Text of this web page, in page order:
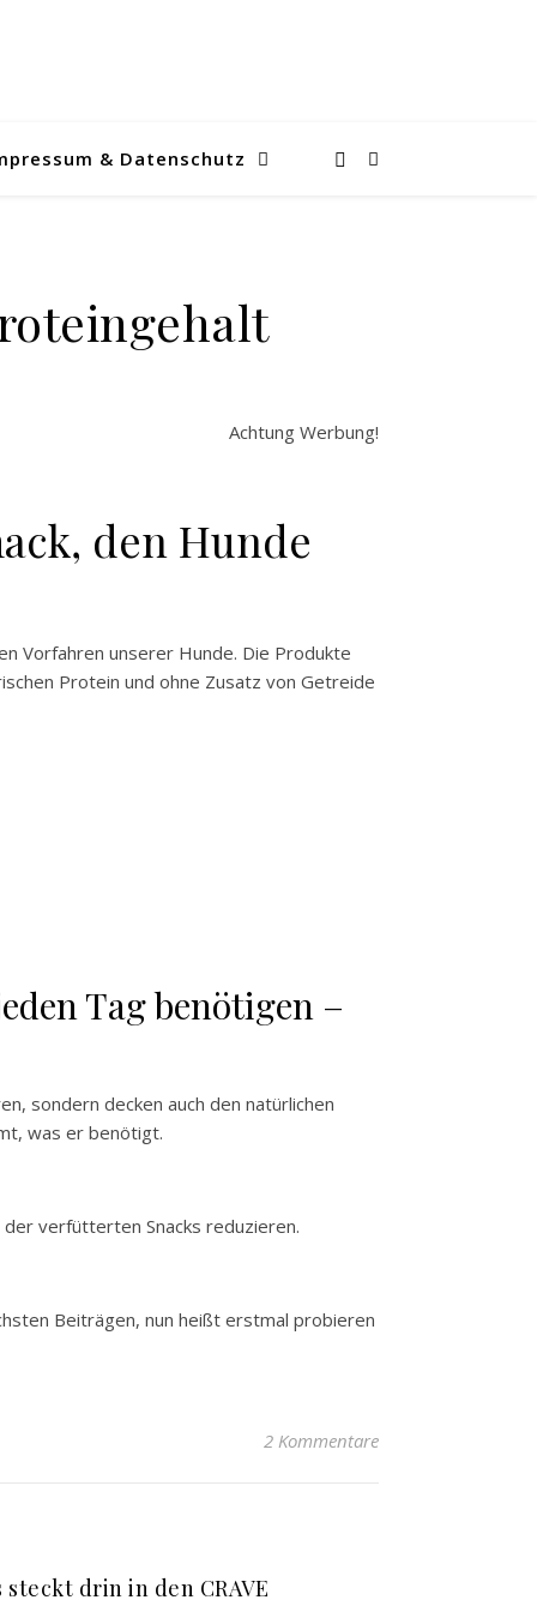
& Datenschutz
Achtung Werbung!
den Hunde
Vorfahren unserer Hunde. Die Produkte
Protein und ohne Zusatz von Getreide
Tag benötigen –
sondern decken auch den natürlichen
was er benötigt.
verfütterten Snacks reduzieren.
Beiträgen, nun heißt erstmal probieren
2 Kommentare
steckt drin in den CRAVE